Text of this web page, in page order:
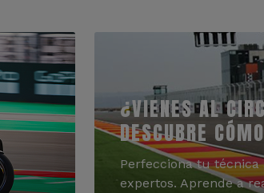
¿VIENES AL
DESCUBRE
Perfecciona tu técnica
expertos. Aprende a